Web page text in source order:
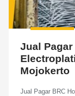
Jual Pagar
Mojokerto
Jual Pagar BRC